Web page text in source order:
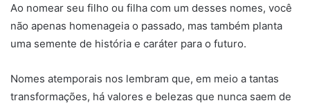
Ao nomear seu filho ou filha com um desses nomes, você
não apenas homenageia o passado, mas também planta
uma semente de história e caráter para o futuro.
Nomes atemporais nos lembram que, em meio a tantas
transformações, há valores e belezas que nunca saem de